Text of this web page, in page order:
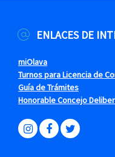
ENLACES DE
miOlava
Turnos para Licencia de
Guía de Trámites
Honorable Concejo